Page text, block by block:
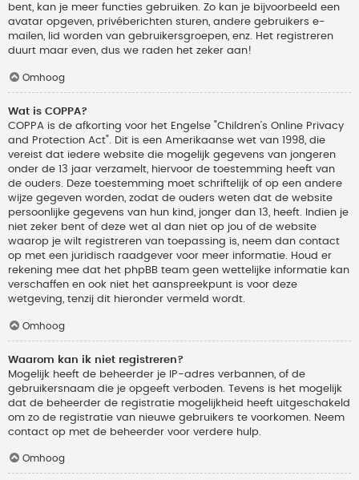
bent, kan je meer functies gebruiken. Zo kan je bijvoorbeeld een
avatar opgeven, privéberichten sturen, andere gebruikers e-
mailen, lid worden van gebruikersgroepen, enz. Het registreren
duurt maar even, dus we raden het zeker aan!
Omhoog
Wat is COPPA?
COPPA is de afkorting voor het Engelse "Children’s Online Privacy
and Protection Act". Dit is een Amerikaanse wet van 1998, die
vereist dat iedere website die mogelijk gegevens van jongeren
onder de 13 jaar verzamelt, hiervoor de toestemming heeft van
de ouders. Deze toestemming moet schriftelijk of op een andere
wijze gegeven worden, zodat de ouders weten dat de website
persoonlijke gegevens van hun kind, jonger dan 13, heeft. Indien je
niet zeker bent of deze wet al dan niet op jou of de website
waarop je wilt registreren van toepassing is, neem dan contact
op met een juridisch raadgever voor meer informatie. Houd er
rekening mee dat het phpBB team geen wettelijke informatie kan
verschaffen en ook niet het aanspreekpunt is voor deze
wetgeving, tenzij dit hieronder vermeld wordt.
Omhoog
Waarom kan ik niet registreren?
Mogelijk heeft de beheerder je IP-adres verbannen, of de
gebruikersnaam die je opgeeft verboden. Tevens is het mogelijk
dat de beheerder de registratie mogelijkheid heeft uitgeschakeld
om zo de registratie van nieuwe gebruikers te voorkomen. Neem
contact op met de beheerder voor verdere hulp.
Omhoog